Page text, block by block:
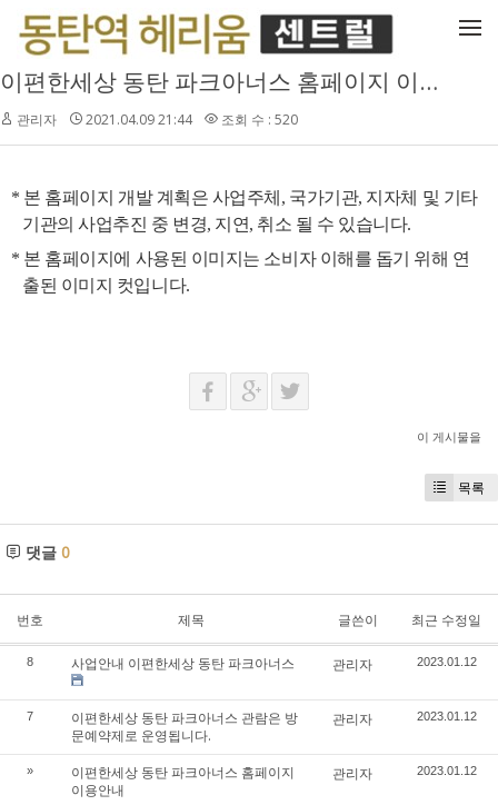
메뉴 건너뛰기
이편한세상 동탄 파크아너스 홈페이지 이용안내
관리자 2021.04.09 21:44 조회 수 : 520
* 본 홈페이지 개발 계획은 사업주체, 국가기관, 지자체 및 기타
기관의 사업추진 중 변경, 지연, 취소 될 수 있습니다.
* 본 홈페이지에 사용된 이미지는 소비자 이해를 돕기 위해 연
출된 이미지 컷입니다.
이 게시물을
목록
댓글 0
번호 제목 글쓴이 최근 수정일
8 사업안내 이편한세상 동탄 파크아너스 관리자 2023.01.12
7
이편한세상 동탄 파크아너스 관람은 방
문예약제로 운영됩니다.
관리자 2023.01.12
»
이편한세상 동탄 파크아너스 홈페이지
이용안내
관리자 2023.01.12